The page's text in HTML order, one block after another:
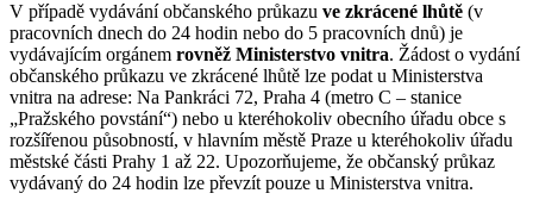
V případě vydávání občanského průkazu ve zkrácené lhůtě (v
pracovních dnech do 24 hodin nebo do 5 pracovních dnů) je
vydávajícím orgánem rovněž Ministerstvo vnitra. Žádost o vydání
občanského průkazu ve zkrácené lhůtě lze podat u Ministerstva
vnitra na adrese: Na Pankráci 72, Praha 4 (metro C – stanice
„Pražského povstání“) nebo u kteréhokoliv obecního úřadu obce s
rozšířenou působností, v hlavním městě Praze u kteréhokoliv úřadu
městské části Prahy 1 až 22. Upozorňujeme, že občanský průkaz
vydávaný do 24 hodin lze převzít pouze u Ministerstva vnitra.